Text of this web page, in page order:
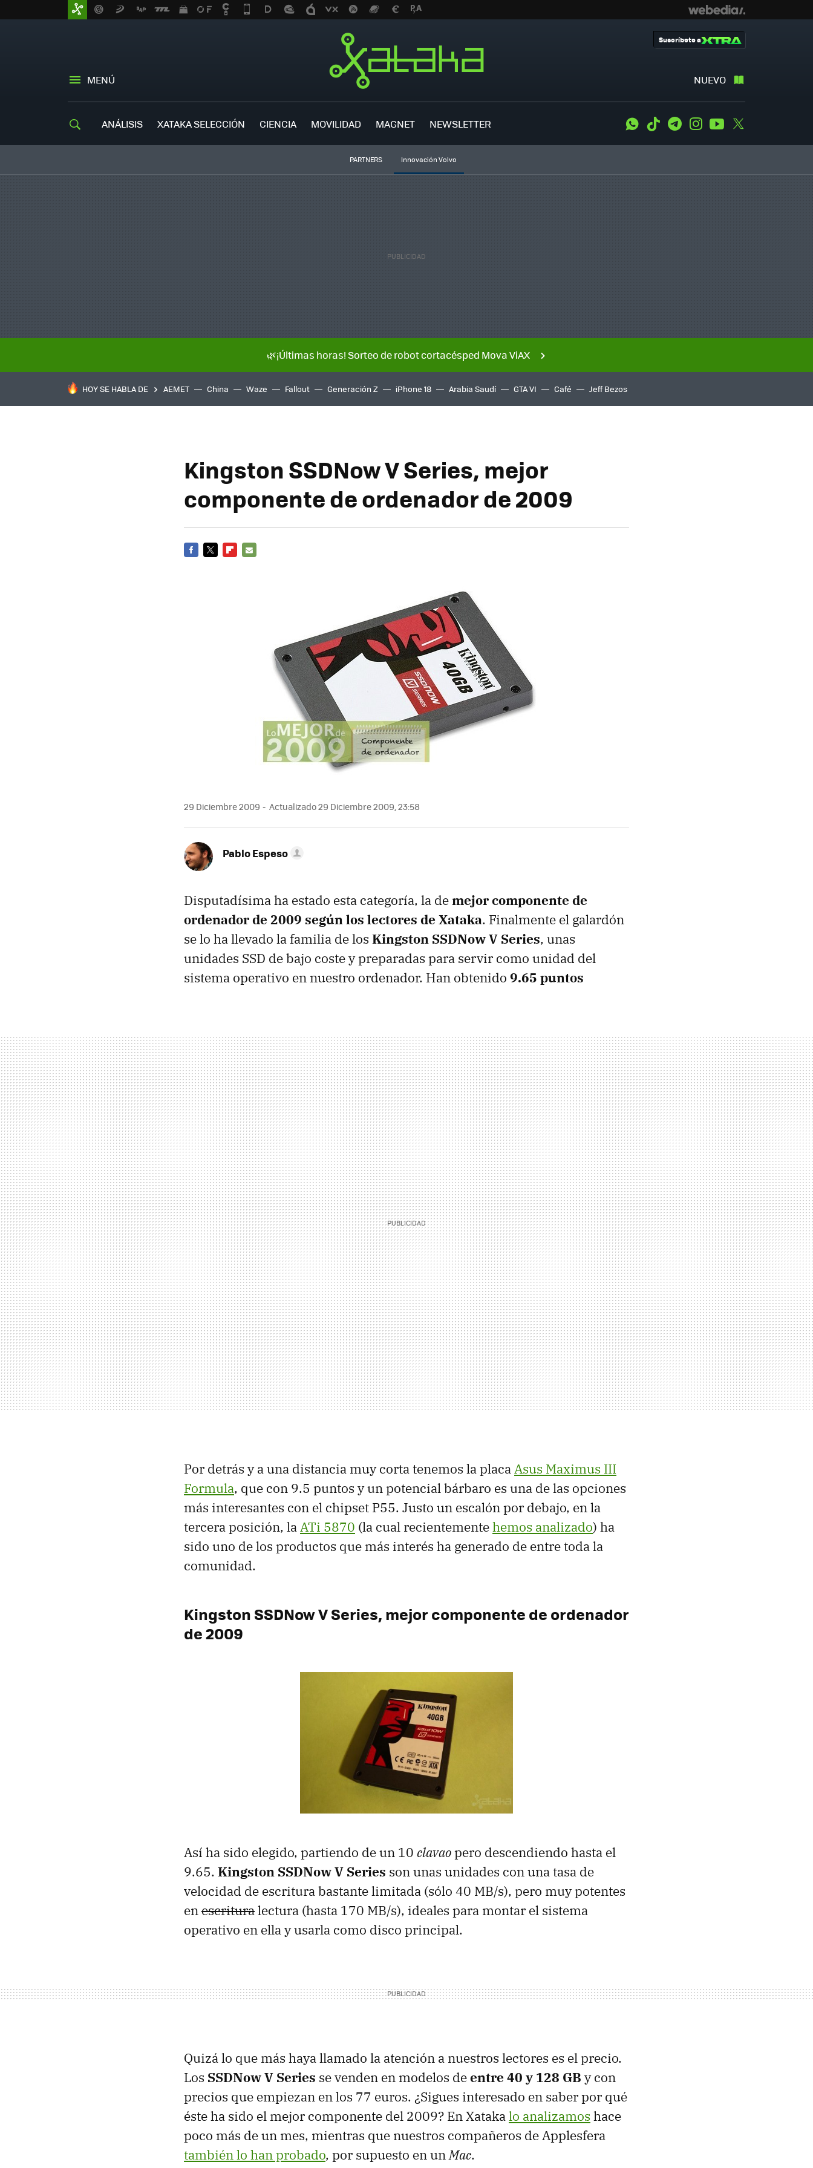
MENÚ NUEVO
Suscríbete a
ANÁLISIS XATAKA SELECCIÓN CIENCIA MOVILIDAD MAGNET NEWSLETTER WhatsApp
Tiktok TelegramInstagramYoutube
PARTNERS Innovación Volvo
🌿¡Últimas horas! Sorteo de robot cortacésped Mova ViAX
HOY SE HABLA DE AEMET China Waze Fallout Generación Z iPhone 18 Arabia Saudí GTA VI Café Jeff Bezos
Kingston SSDNow V Series, mejor
componente de ordenador de 2009
29 Diciembre 2009 Actualizado 29 Diciembre 2009, 23:58
Pablo Espeso
Disputadísima ha estado esta categoría, la demejor componente de
ordenador de 2009 según los lectores de Xataka. Finalmente el galardón
se lo ha llevado la familia de los Kingston SSDNow V Series, unas
unidades SSD de bajo coste y preparadas para servir como unidad del
sistema operativo en nuestro ordenador. Han obtenido 9.65 puntos
Por detrás y a una distancia muy corta tenemos la placaAsus Maximus III
Formula, que con 9.5 puntos y un potencial bárbaro es una de las opciones
más interesantes con el chipset P55. Justo un escalón por debajo, en la
tercera posición, laATi 5870 (la cual recientementehemos analizado) ha
sido uno de los productos que más interés ha generado de entre toda la
comunidad.
Kingston SSDNow V Series, mejor componente de ordenador
de 2009
Así ha sido elegido, partiendo de un 10 clavaopero descendiendo hasta el
9.65. Kingston SSDNow V Series son unas unidades con una tasa de
velocidad de escritura bastante limitada (sólo 40 MB/s), pero muy potentes
enescrituralectura (hasta 170 MB/s), ideales para montar el sistema
operativo en ella y usarla como disco principal.
Quizá lo que más haya llamado la atención a nuestros lectores es el precio.
Los SSDNow V Series se venden en modelos deentre 40 y 128 GB y con
precios que empiezan en los 77 euros. ¿Sigues interesado en saber por qué
éste ha sido el mejor componente del 2009? En Xatakalo analizamos hace
poco más de un mes, mientras que nuestros compañeros de Applesfera
también lo han probado, por supuesto en unMac.